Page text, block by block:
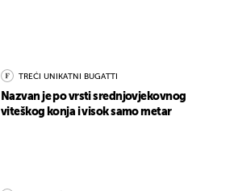
TREĆI UNIKATNI BUGATTI
Nazvan je po vrsti srednjovjekovnog
viteškog konja i visok samo metar